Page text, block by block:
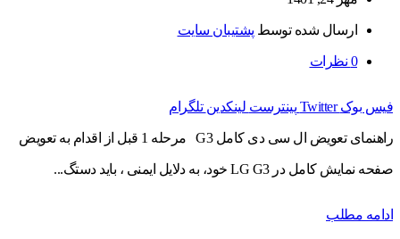
ارسال شده توسط پشتیبان سایت
0 نظرات
فیس بوک Twitter پینترست لینکدین تلگرام
راهنمای تعویض ال سی دی کامل G3 مرحله 1 قبل از اقدام به تعویض
صفحه نمایش کامل در LG G3 خود، به دلایل ایمنی ، باید دستگ...
ادامه مطلب